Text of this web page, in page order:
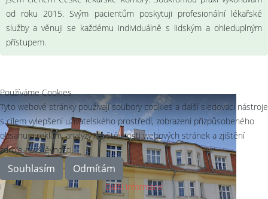
od roku 2015. Svým pacientům poskytuji profesionální lékařské
služby a věnuji se každému individuálně s lidským a ohleduplným
přístupem.
Používáme Cookies
Tyto webové stránky používají soubory cookies a další sledovací nástroje
s cílem vylepšení uživatelského prostředí, zobrazení přizpůsobeného
obsahu a reklam, analýzy návštěvnosti webových stránek a zjištění
zdroje návštěvnosti.
Souhlasím Odmítám
Další informace